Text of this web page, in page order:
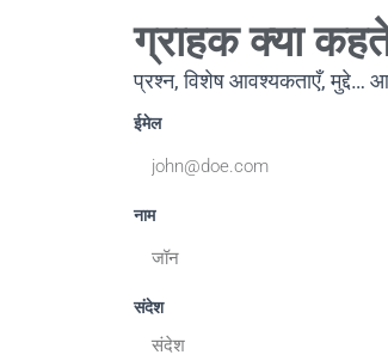
ग्राहक क्या
प्रश्न, विशेष आवश्यकताएँ, मुद्दे…
ईमेल
नाम
संदेश